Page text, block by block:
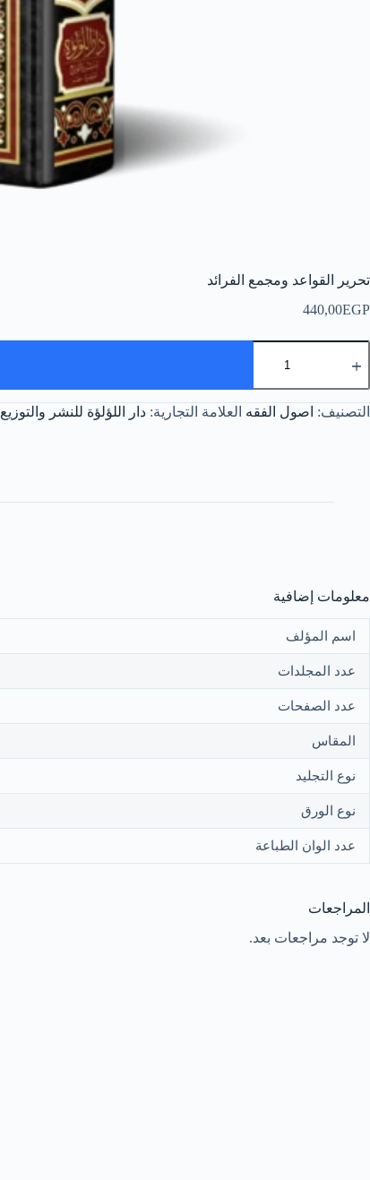
تحرير القواعد ومجمع الفرائد
440,00EGP
كمية
تحرير
الفرائد
التصنيف: اصول الفقه العلامة التجارية: دار اللؤلؤة للنشر والتوزيع
معلومات إضافية
اسم المؤلف
عدد المجلدات
عدد الصفحات
المقاس
نوع التجليد
نوع الورق
عدد الوان الطباعة
المراجعات
لا توجد مراجعات بعد.